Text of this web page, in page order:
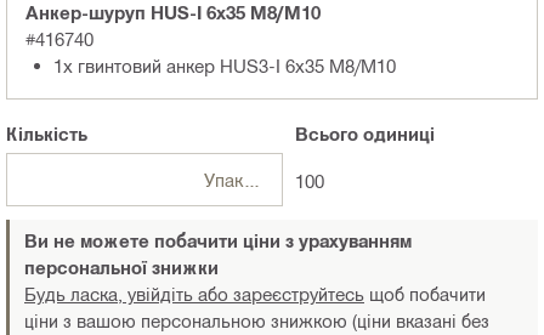
Анкер-шуруп HUS-I 6x35 M8/M10
#416740
1x гвинтовий анкер HUS3-I 6x35 M8/M10
Кількість
Упаковки
Всьогоодиниці
100
Ви не можете побачити ціни з урахуванням
персональної знижки
Будь ласка, увійдіть або зареєструйтесь щоб побачити
ціни з вашою персональною знижкою (ціни вказані без